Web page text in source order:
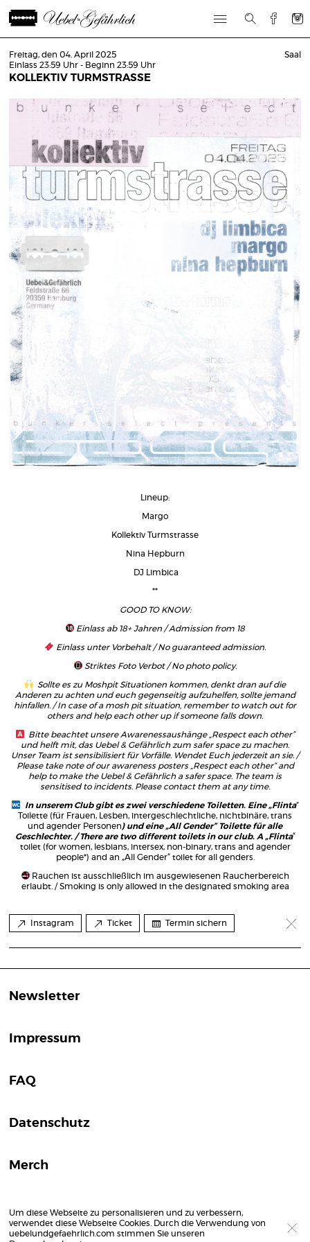
Freitag, den 04. April 2025
Einlass 23:59 Uhr - Beginn 23:59 Uhr
KOLLEKTIV TURMSTRASSE
Saal
Lineup:
Margo
Kollektiv Turmstrasse
Nina Hepburn
DJ Limbica
**
GOOD TO KNOW:
Einlass ab 18+ Jahren / Admission from 18
Einlass unter Vorbehalt / No guaranteed admission.
Striktes Foto Verbot / No photo policy.
Sollte es zu Moshpit Situationen kommen, denkt dran auf die
Anderen zu achten und euch gegenseitig aufzuhelfen, sollte jemand
hinfallen. / In case of a mosh pit situation, remember to watch out for
others and help each other up if someone falls down.
Bitte beachtet unsere Awarenessaushänge „Respect each other”
und helft mit, das Uebel & Gefährlich zum safer space zu machen.
Unser Team ist sensibilisiert für Vorfälle. Wendet Euch jederzeit an sie. /
Please take note of our awareness posters „Respect each other“ and
help to make the Uebel & Gefährlich a safer space. The team is
sensitised to incidents. Please contact them at any time.
In unserem Club gibt es zwei verschiedene Toiletten. Eine „Flinta”
Toilette (für Frauen, Lesben, intergeschlechtliche, nichtbinäre, trans
und agender Personen) und eine „All Gender” Toilette für alle
Geschlechter. / There are two different toilets in our club. A „Flinta“
toilet (for women, lesbians, intersex, non-binary, trans and agender
people*) and an „All Gender“ toilet for all genders.
Rauchen ist ausschließlich im ausgewiesenen Raucherbereich
erlaubt. / Smoking is only allowed in the designated smoking area
Instagram Ticket Termin sichern
Newsletter
Impressum
FAQ
Datenschutz
Merch
Um diese Webseite zu personalisieren und zu verbessern,
verwendet diese Webseite Cookies. Durch die Verwendung von
uebelundgefaehrlich.com stimmen Sie unseren